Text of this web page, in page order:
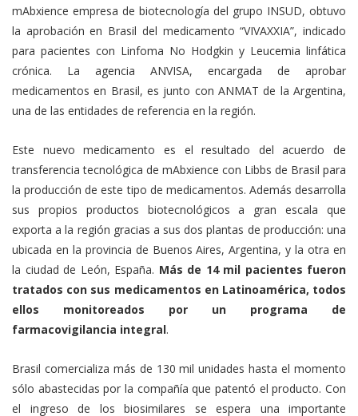
mAbxience empresa de biotecnología del grupo INSUD, obtuvo
la aprobación en Brasil del medicamento “VIVAXXIA”, indicado
para pacientes con Linfoma No Hodgkin y Leucemia linfática
crónica. La agencia ANVISA, encargada de aprobar
medicamentos en Brasil, es junto con ANMAT de la Argentina,
una de las entidades de referencia en la región.
Este nuevo medicamento es el resultado del acuerdo de
transferencia tecnológica de mAbxience con Libbs de Brasil para
la producción de este tipo de medicamentos. Además desarrolla
sus propios productos biotecnológicos a gran escala que
exporta a la región gracias a sus dos plantas de producción: una
ubicada en la provincia de Buenos Aires, Argentina, y la otra en
la ciudad de León, España. Más de 14 mil pacientes fueron
tratados con sus medicamentos en Latinoamérica, todos
ellos monitoreados por un programa de
farmacovigilancia integral.
Brasil comercializa más de 130 mil unidades hasta el momento
sólo abastecidas por la compañía que patentó el producto. Con
el ingreso de los biosimilares se espera una importante